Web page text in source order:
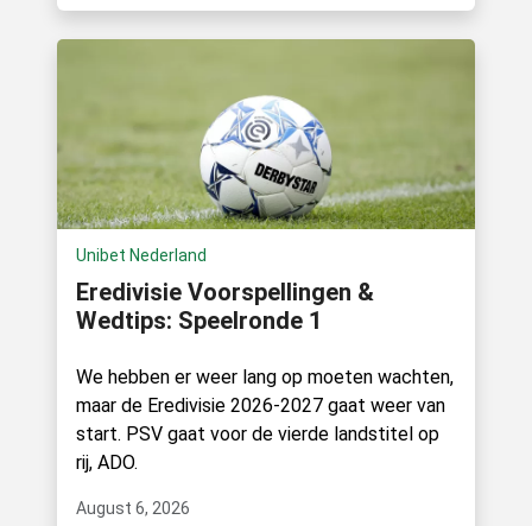
Unibet Nederland
Eredivisie Voorspellingen &
Wedtips: Speelronde 1
We hebben er weer lang op moeten wachten,
maar de Eredivisie 2026-2027 gaat weer van
start. PSV gaat voor de vierde landstitel op
rij, ADO.
August 6, 2026